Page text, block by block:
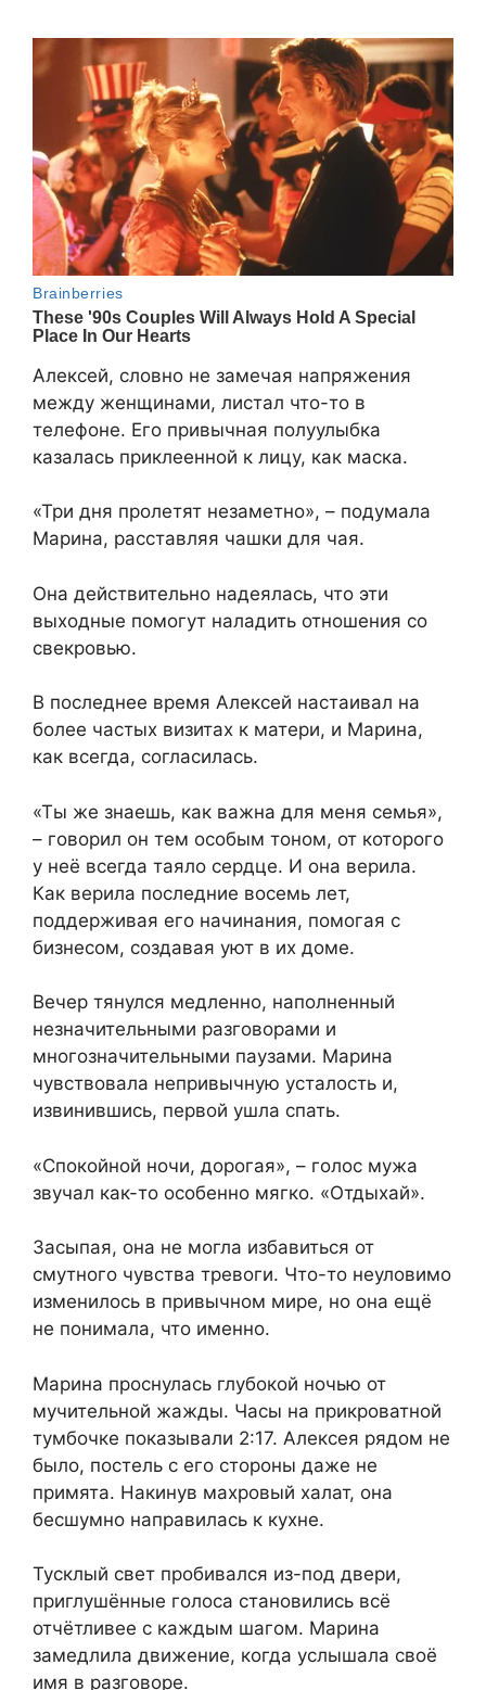
Алексей, словно не замечая напряжения
между женщинами, листал что-то в
телефоне. Его привычная полуулыбка
казалась приклеенной к лицу, как маска.
«Три дня пролетят незаметно», – подумала
Марина, расставляя чашки для чая.
Она действительно надеялась, что эти
выходные помогут наладить отношения со
свекровью.
В последнее время Алексей настаивал на
более частых визитах к матери, и Марина,
как всегда, согласилась.
«Ты же знаешь, как важна для меня семья»,
– говорил он тем особым тоном, от которого
у неё всегда таяло сердце. И она верила.
Как верила последние восемь лет,
поддерживая его начинания, помогая с
бизнесом, создавая уют в их доме.
Вечер тянулся медленно, наполненный
незначительными разговорами и
многозначительными паузами. Марина
чувствовала непривычную усталость и,
извинившись, первой ушла спать.
«Спокойной ночи, дорогая», – голос мужа
звучал как-то особенно мягко. «Отдыхай».
Засыпая, она не могла избавиться от
смутного чувства тревоги. Что-то неуловимо
изменилось в привычном мире, но она ещё
не понимала, что именно.
Марина проснулась глубокой ночью от
мучительной жажды. Часы на прикроватной
тумбочке показывали 2:17. Алексея рядом не
было, постель с его стороны даже не
примята. Накинув махровый халат, она
бесшумно направилась к кухне.
Тусклый свет пробивался из-под двери,
приглушённые голоса становились всё
отчётливее с каждым шагом. Марина
замедлила движение, когда услышала своё
имя в разговоре.